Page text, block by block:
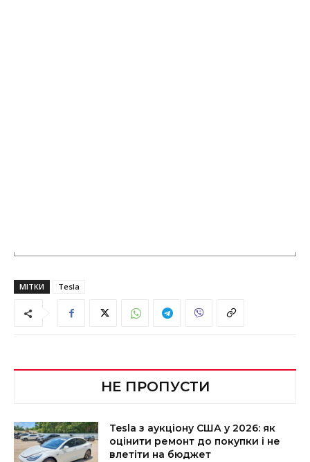
МІТКИ Tesla
НЕ ПРОПУСТИ
Tesla з аукціону США у 2026: як
оцінити ремонт до покупки і не
влетіти на бюджет